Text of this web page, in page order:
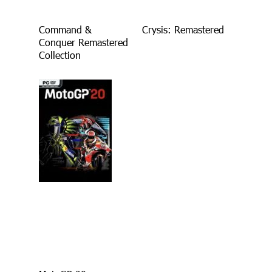
Command &
Conquer Remastered
Collection
Crysis: Remastered